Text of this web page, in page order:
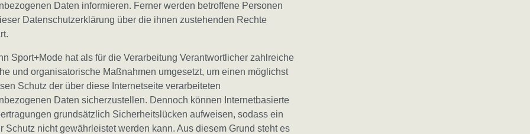
Daten informieren. Ferner werden betroffene Personen
Datenschutzerklärung über die ihnen zustehenden Rechte
Sport+Mode hat als für die Verarbeitung Verantwortlicher zahlreiche
und organisatorische Maßnahmen umgesetzt, um einen möglichst
Schutz der über diese Internetseite verarbeiteten
Daten sicherzustellen. Dennoch können Internetbasierte
grundsätzlich Sicherheitslücken aufweisen, sodass ein
Schutz nicht gewährleistet werden kann. Aus diesem Grund steht es